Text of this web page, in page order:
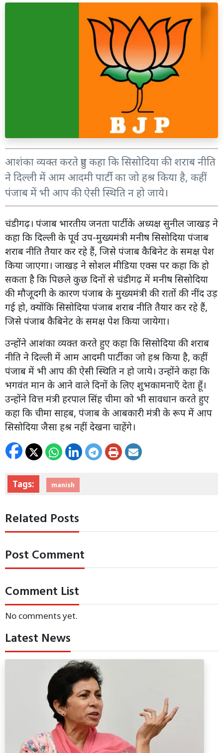
आशंका व्यक्त करते हुए कहा कि सिसोदिया की शराब नीति
ने दिल्ली में आम आदमी पार्टी का जो हश्र किया है, कहीं
पंजाब में भी आप की ऐसी स्थिति न हो जाये।
चंडीगढ़। पंजाब भारतीय जनता पार्टी के अध्यक्ष सुनील जाखड़ ने
कहा कि दिल्ली के पूर्व उप-मुख्यमंत्री मनीष सिसोदिया पंजाब
शराब नीति तैयार कर रहे हैं, जिसे पंजाब कैबिनेट के समक्ष पेश
किया जाएगा। जाखड़ ने सोशल मीडिया एक्स पर कहा कि हो
सकता है कि पिछले कुछ दिनों से चंडीगढ़ में मनीष सिसोदिया
की मौजूदगी के कारण पंजाब के मुख्यमंत्री की रातों की नींद उड़
गई हो, क्योंकि सिसोदिया पंजाब शराब नीति तैयार कर रहे हैं,
जिसे पंजाब कैबिनेट के समक्ष पेश किया जायेगा।
उन्होंने आशंका व्यक्त करते हुए कहा कि सिसोदिया की शराब
नीति ने दिल्ली में आम आदमी पार्टी का जो हश्र किया है, कहीं
पंजाब में भी आप की ऐसी स्थिति न हो जाये। उन्होंने कहा कि
भगवंत मान के आने वाले दिनों के लिए शुभकामनाएँ देता हूँ।
उन्होंने वित्त मंत्री हरपाल सिंह चीमा को भी सावधान करते हुए
कहा कि चीमा साहब, पंजाब के आबकारी मंत्री के रूप में आप
सिसोदिया जैसा हश्र नहीं देखना चाहेंगे।
Tags: manish
Related Posts
Post Comment
Comment List
No comments yet.
Latest News